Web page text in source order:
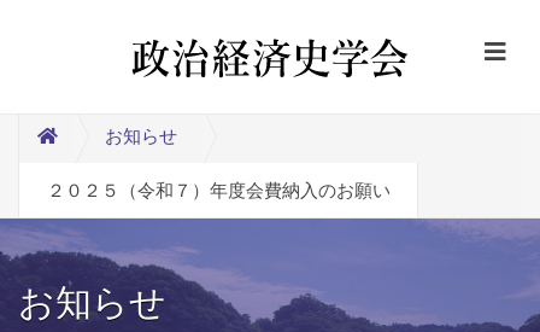
お知らせ
２０２５（令和７）年度会費納入のお願い
お知らせ